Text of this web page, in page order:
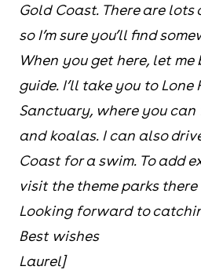
Gold Coast. There are lots
so I’m sure you’ll find
When you get here, let me
guide. I’ll take you to Lone
Sanctuary, where you
and koalas. I can also
Coast for a swim. To add
visit the theme parks there
Looking forward to
Best wishes
Laurel]